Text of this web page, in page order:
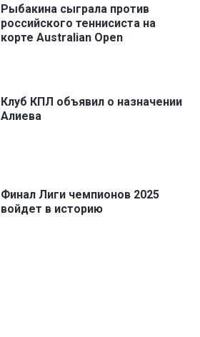
Рыбакина сыграла против
российского теннисиста на
корте Australian Open
Клуб КПЛ объявил о назначении
Алиева
Финал Лиги чемпионов 2025
войдет в историю